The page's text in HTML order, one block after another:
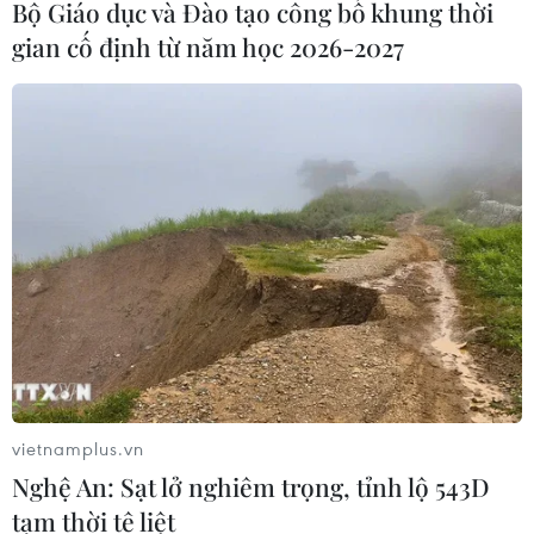
07/08/2026 00:22
Tây Ban Nha: 100 người thiệt mạng
trong vụ vượt biển ồ ạt vào Ceuta
06/08/2026 16:03
Đức tuyên án chung thân đối tượng
gây vụ lao xe vào đám đông ở
Munich
Bộ Giáo dục và Đào tạo công bố khung thời
gian cố định từ năm học 2026-2027
vietnamplus.vn
Nghệ An: Sạt lở nghiêm trọng, tỉnh lộ 543D
tạm thời tê liệt